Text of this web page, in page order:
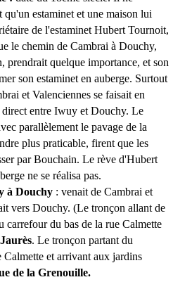
estaminet et une maison lui
de l'estaminet Hubert Tournoit,
le chemin de Cambrai à Douchy,
prendrait quelque importance, et son
son estaminet en auberge. Surtout
et Valenciennes se faisait en
direct entre Iwuy et Douchy. Le
parallèlement le pavage de la
plus praticable, firent que les
par Bouchain. Le rève d'Hubert
ne se réalisa pas.
à Douchy : venait de Cambrai et
vers Douchy. (Le tronçon allant de
carrefour du bas de la rue Calmette
. Le tronçon partant du
Calmette et arrivant aux jardins
de la Grenouille.